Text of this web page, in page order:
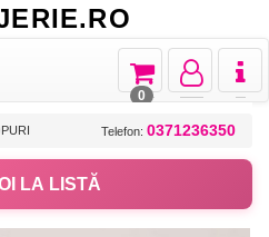
Toggle
Toggle
navigation
Toggle
navigation
0
Telefon: 0371236350
LA LISTĂ